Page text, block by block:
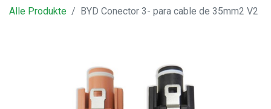
Alle Produkte BYD Conector 3- para cable de 35mm2 V2